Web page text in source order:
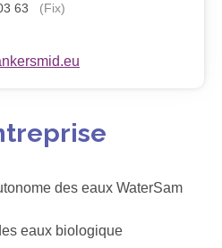
63 (Fix)
des eaux WaterSam
eaux biologique